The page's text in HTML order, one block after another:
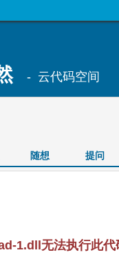
- 云代码空间
随想 提问
1.dll无法执行此代